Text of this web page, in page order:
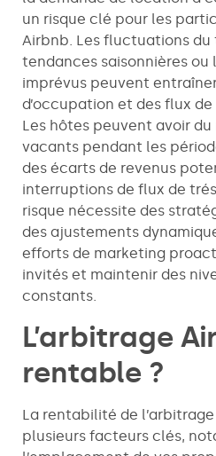
un risque clé pour les
Airbnb. Les fluctuations du
tendances saisonnières ou
imprévus peuvent
d’occupation et des flux
Les hôtes peuvent avoir
vacants pendant les
des écarts de revenus
interruptions de flux de
risque nécessite des
des ajustements
efforts de marketing
invités et maintenir des
constants.
L’arbitrage
rentable ?
La rentabilité de
plusieurs facteurs clés,